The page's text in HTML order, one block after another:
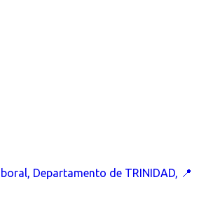
Departamento de TRINIDAD, 📍